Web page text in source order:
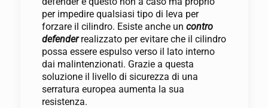
per impedire qualsiasi tipo di leva per
forzare il cilindro. Esiste anche un contro
defenderrealizzato per evitare che il cilindro
possa essere espulso verso il lato interno
dai malintenzionati. Grazie a questa
soluzione il livello di sicurezza di una
serratura europea aumenta la sua
resistenza.